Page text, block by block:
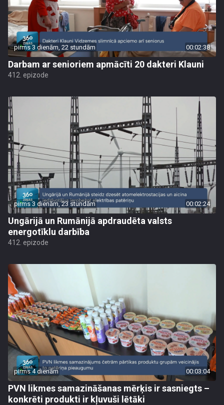
pirms 3 dienām, 22 stundām 00:02:38
Darbam ar senioriem apmācīti 20 dakteri Klauni
412. epizode
pirms 3 dienām, 23 stundām 00:02:24
Ungārijā un Rumānijā apdraudēta valsts
energotīklu darbība
412. epizode
pirms 4 dienām 00:03:04
PVN likmes samazināšanas mērķis ir sasniegts –
konkrēti produkti ir kļuvuši lētāki